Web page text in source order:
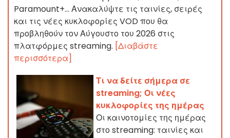
Paramount+… Ανακαλύψτε τις ταινίες, σειρές
και τις νέες κυκλοφορίες VOD που θα
προβληθούν τον Αύγουστο του 2026 στις
πλατφόρμες streaming. [Διαβάστε
περισσότερα]
Τι να δείτε σήμερα σε
streaming; Οι νέες
κυκλοφορίες της ημέρας
Οι καινοτομίες της ημέρας
στο streaming: ταινίες και